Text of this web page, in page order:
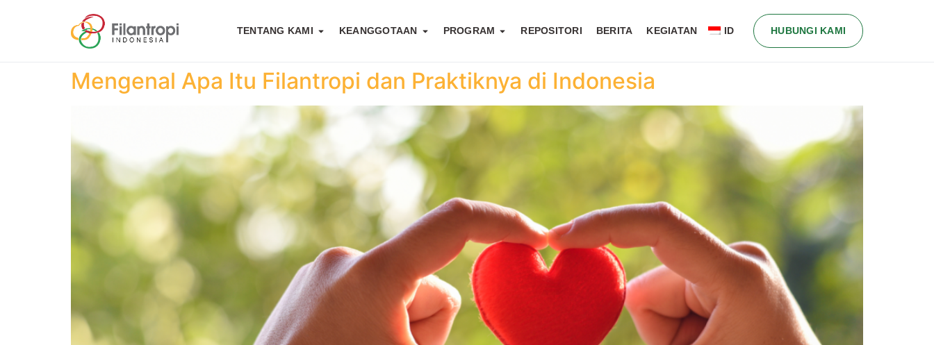
TENTANG KAMI KEANGGOTAAN PROGRAM REPOSITORI BERITA KEGIATAN ID HUBUNGI KAMI
Mengenal Apa Itu Filantropi dan Praktiknya di Indonesia